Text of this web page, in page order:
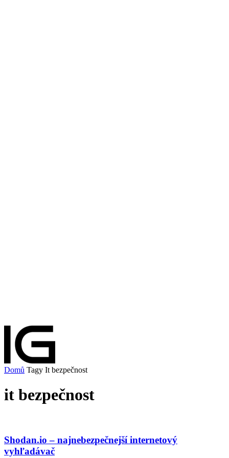
Domů Tagy It bezpečnost
it bezpečnost
Shodan.io – najnebezpečnejší internetový
vyhľadávač